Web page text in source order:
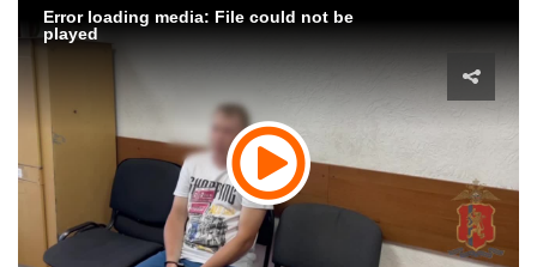
Error loading media: File could not be
played